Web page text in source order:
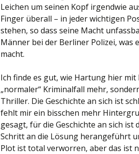
Leichen um seinen Kopf irgendwie
Finger überall – in jeder wichtigen
stehen, so dass seine Macht
Männer bei der Berliner Polizei,
macht.
Ich finde es gut, wie Hartung hier
„normaler“ Kriminalfall mehr,
Thriller. Die Geschichte an sich ist
fehlt mir ein bisschen mehr
gesagt, für die Geschichte an sich
Schritt an die Lösung herangeführt
Plot ist total verworren, aber das ist